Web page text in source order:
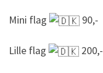
Mini flag 90,-
Lille flag 200,-